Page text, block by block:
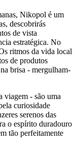
Nikopol é um
descobrirás
de vista
estratégica. No
ritmos da vida local
de produtos
brisa - mergulham-
viagem - são uma
curiosidade
serenos das
o espírito duradouro
tão perfeitamente